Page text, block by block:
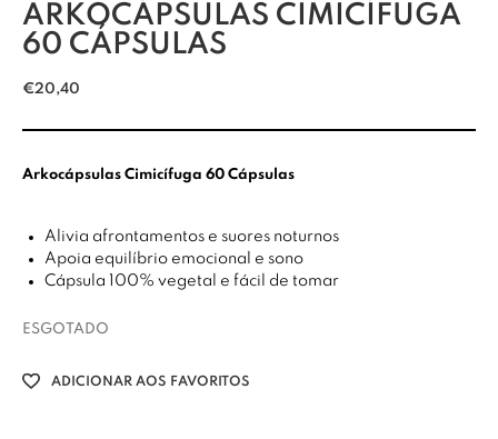
ARKOCÁPSULAS CIMICÍFUGA
60 CÁPSULAS
€20,40
Arkocápsulas Cimicífuga 60 Cápsulas
Alivia afrontamentos e suores noturnos
Apoia equilíbrio emocional e sono
Cápsula 100% vegetal e fácil de tomar
ESGOTADO
ADICIONAR AOS FAVORITOS